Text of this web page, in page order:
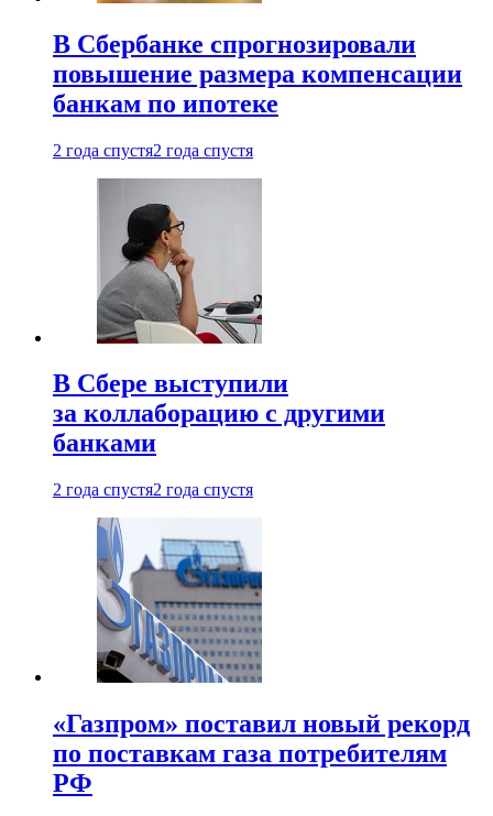
В Сбербанке спрогнозировали
повышение размера компенсации
банкам по ипотеке
2 года спустя2 года спустя
В Сбере выступили
за коллаборацию с другими
банками
2 года спустя2 года спустя
«Газпром» поставил новый рекорд
по поставкам газа потребителям
РФ